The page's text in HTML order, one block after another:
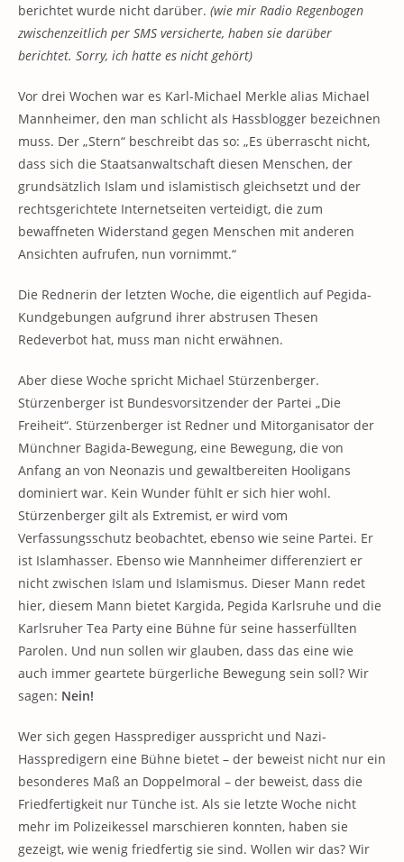
berichtet wurde nicht darüber. (wie mir Radio Regenbogen
zwischenzeitlich per SMS versicherte, haben sie darüber
berichtet. Sorry, ich hatte es nicht gehört)
Vor drei Wochen war es Karl-Michael Merkle alias Michael
Mannheimer, den man schlicht als Hassblogger bezeichnen
muss. Der „Stern“ beschreibt das so: „Es überrascht nicht,
dass sich die Staatsanwaltschaft diesen Menschen, der
grundsätzlich Islam und islamistisch gleichsetzt und der
rechtsgerichtete Internetseiten verteidigt, die zum
bewaffneten Widerstand gegen Menschen mit anderen
Ansichten aufrufen, nun vornimmt.“
Die Rednerin der letzten Woche, die eigentlich auf Pegida-
Kundgebungen aufgrund ihrer abstrusen Thesen
Redeverbot hat, muss man nicht erwähnen.
Aber diese Woche spricht Michael Stürzenberger.
Stürzenberger ist Bundesvorsitzender der Partei „Die
Freiheit“. Stürzenberger ist Redner und Mitorganisator der
Münchner Bagida-Bewegung, eine Bewegung, die von
Anfang an von Neonazis und gewaltbereiten Hooligans
dominiert war. Kein Wunder fühlt er sich hier wohl.
Stürzenberger gilt als Extremist, er wird vom
Verfassungsschutz beobachtet, ebenso wie seine Partei. Er
ist Islamhasser. Ebenso wie Mannheimer differenziert er
nicht zwischen Islam und Islamismus. Dieser Mann redet
hier, diesem Mann bietet Kargida, Pegida Karlsruhe und die
Karlsruher Tea Party eine Bühne für seine hasserfüllten
Parolen. Und nun sollen wir glauben, dass das eine wie
auch immer geartete bürgerliche Bewegung sein soll? Wir
sagen: Nein!
Wer sich gegen Hassprediger ausspricht und Nazi-
Hasspredigern eine Bühne bietet – der beweist nicht nur ein
besonderes Maß an Doppelmoral – der beweist, dass die
Friedfertigkeit nur Tünche ist. Als sie letzte Woche nicht
mehr im Polizeikessel marschieren konnten, haben sie
gezeigt, wie wenig friedfertig sie sind. Wollen wir das? Wir